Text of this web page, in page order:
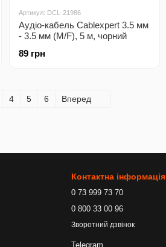
Артикул: DCL-21986
Аудіо-кабель Cablexpert 3.5 мм
- 3.5 мм (M/F), 5 м, чорний
89 грн
4 5 6 Вперед
Контактна інформація
0 73 999 73 70
0 800 33 00 96
Зворотний дзвінок
Telegram